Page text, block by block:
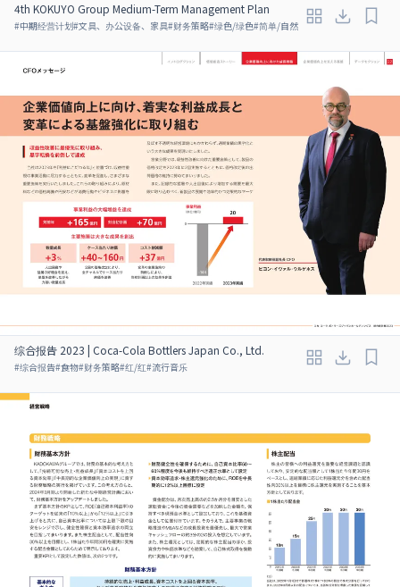
4th KOKUYO Group Medium-Term Management Plan
#中期经营计划#文具、办公设备、家具#财务策略#绿色/绿色#简单/自然
综合报告 2023 | Coca-Cola Bottlers Japan Co., Ltd.
#综合报告#食物#财务策略#红/红#流行音乐